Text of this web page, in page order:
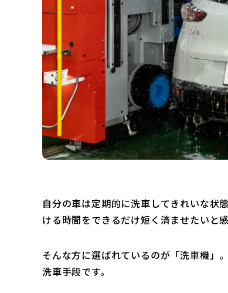
自分の車は定期的に洗車してきれいな状
ける時間をできるだけ短く済ませたいと
そんな方に選ばれているのが「洗車機」
洗車手段です。